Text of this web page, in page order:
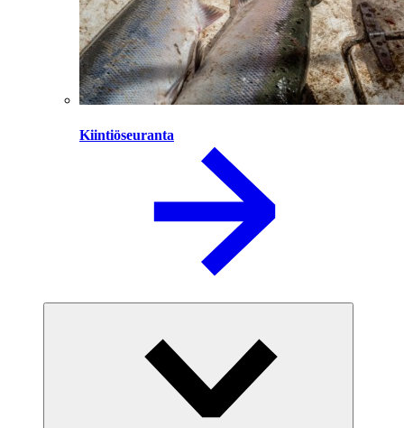
Kiintiöseuranta